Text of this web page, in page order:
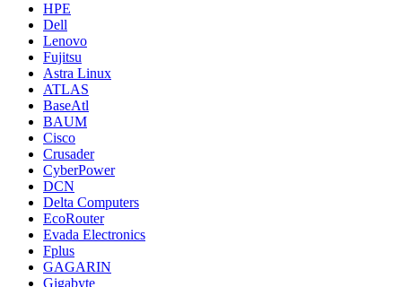
HPE
Dell
Lenovo
Fujitsu
Astra Linux
ATLAS
BaseAtl
BAUM
Cisco
Crusader
CyberPower
DCN
Delta Computers
EcoRouter
Evada Electronics
Fplus
GAGARIN
Gigabyte